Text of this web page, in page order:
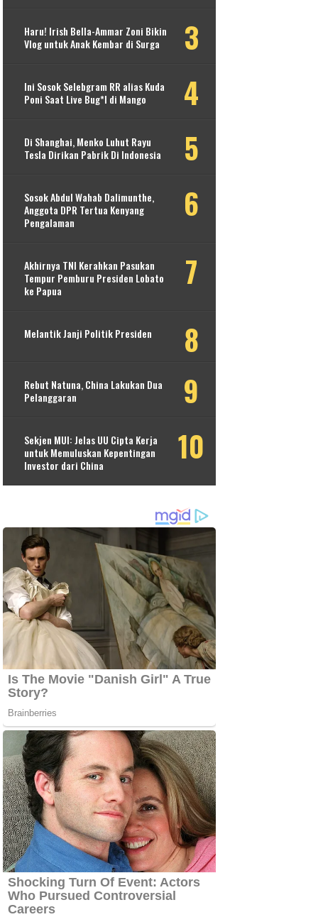
Haru! Irish Bella-Ammar Zoni Bikin
Vlog untuk Anak Kembar di Surga
Ini Sosok Selebgram RR alias Kuda
Poni Saat Live Bug*l di Mango
Di Shanghai, Menko Luhut Rayu
Tesla Dirikan Pabrik Di Indonesia
Sosok Abdul Wahab Dalimunthe,
Anggota DPR Tertua Kenyang
Pengalaman
Akhirnya TNI Kerahkan Pasukan
Tempur Pemburu Presiden Lobato
ke Papua
Melantik Janji Politik Presiden
Rebut Natuna, China Lakukan Dua
Pelanggaran
Sekjen MUI: Jelas UU Cipta Kerja
untuk Memuluskan Kepentingan
Investor dari China